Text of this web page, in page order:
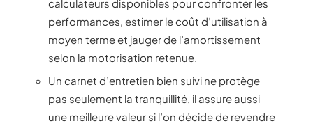
calculateurs disponibles pour confronter les
performances, estimer le coût d’utilisation à
moyen terme et jauger de l’amortissement
selon la motorisation retenue.
Un carnet d’entretien bien suivi ne protège
pas seulement la tranquillité, il assure aussi
une meilleure valeur si l’on décide de revendre